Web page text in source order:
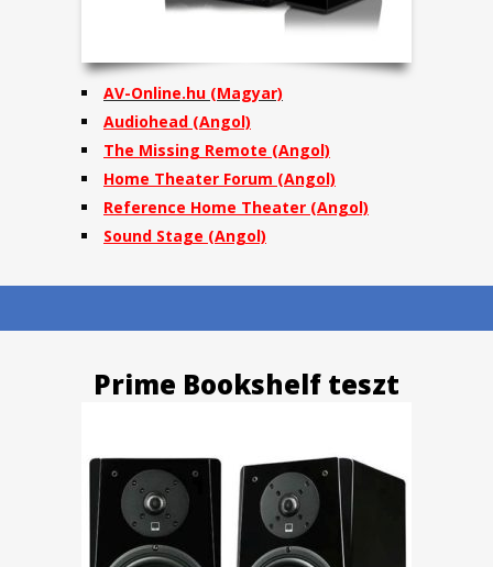
AV-Online.hu (Magyar)
Audiohead (Angol)
The Missing Remote (Angol)
Home Theater Forum (Angol)
Reference Home Theater (Angol)
Sound Stage (Angol)
Prime Bookshelf teszt